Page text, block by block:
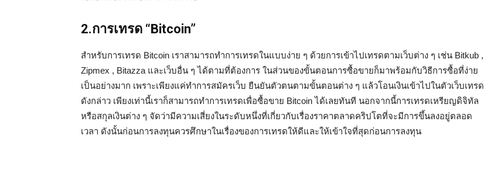
2.การเทรด “Bitcoin”
สำหรับการเทรด Bitcoin เราสามารถทำการเทรดในแบบง่าย ๆ ด้วยการเข้าไปเทรดตามเว็บต่าง ๆ เช่น Bitkub ,
Zipmex , Bitazza และเว็บอื่น ๆ ได้ตามที่ต้องการ ในส่วนของขั้นตอนการซื้อขายก็มาพร้อมกับวิธีการซื้อที่ง่าย
เป็นอย่างมาก เพราะเพียงแค่ทำการสมัครเว็บ ยืนยันตัวตนตามขั้นตอนต่าง ๆ แล้วโอนเงินเข้าไปในตัวเว็บเทรด
ดังกล่าว เพียงเท่านี้เราก็สามารถทำการเทรดเพื่อซื้อขาย Bitcoin ได้เลยทันที นอกจากนี้การเทรดเหรียญดิจิทัล
หรือสกุลเงินต่าง ๆ จัดว่ามีความเสี่ยงในระดับหนึ่งที่เกี่ยวกับเรื่องราคาตลาดคริปโตที่จะมีการขึ้นลงอยู่ตลอด
เวลา ดังนั้นก่อนการลงทุนควรศึกษาในเรื่องของการเทรดให้ดีและให้เข้าใจที่สุดก่อนการลงทุน